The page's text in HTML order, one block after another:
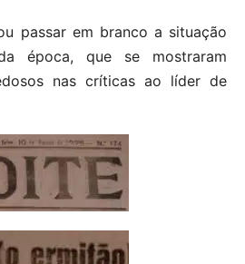
passar em branco a situação
época, que se mostraram
nas críticas ao líder de